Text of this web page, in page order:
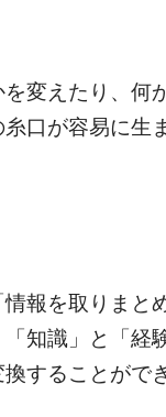
変えたり、何
口が容易に生
報を取りまと
知識」と「経
することがで